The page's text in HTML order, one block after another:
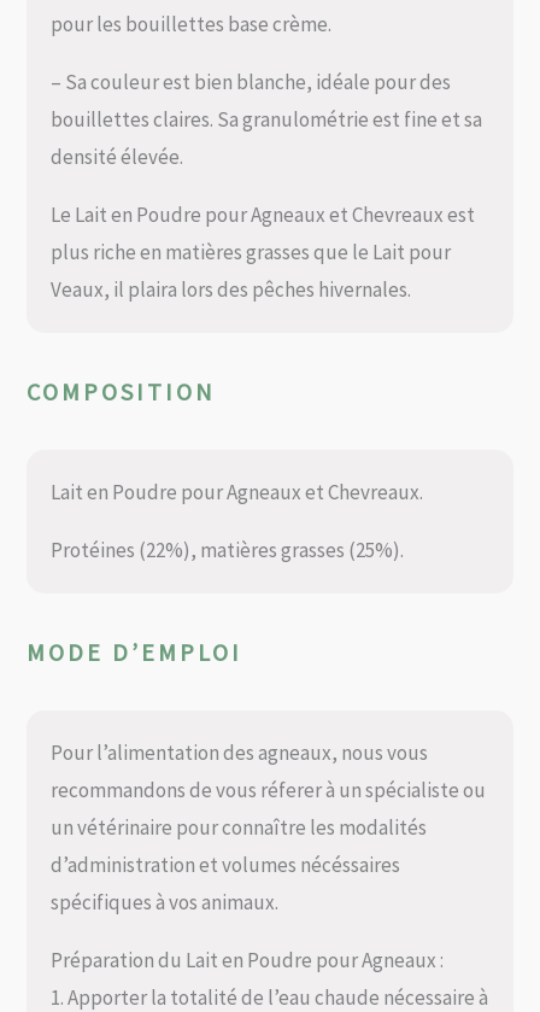
pour les bouillettes base crème.
– Sa couleur est bien blanche, idéale pour des
bouillettes claires. Sa granulométrie est fine et sa
densité élevée.
Le Lait en Poudre pour Agneaux et Chevreaux est
plus riche en matières grasses que le Lait pour
Veaux, il plaira lors des pêches hivernales.
COMPOSITION
Lait en Poudre pour Agneaux et Chevreaux.
Protéines (22%), matières grasses (25%).
MODE D’EMPLOI
Pour l’alimentation des agneaux, nous vous
recommandons de vous réferer à un spécialiste ou
un vétérinaire pour connaître les modalités
d’administration et volumes nécéssaires
spécifiques à vos animaux.
Préparation du Lait en Poudre pour Agneaux :
1. Apporter la totalité de l’eau chaude nécessaire à